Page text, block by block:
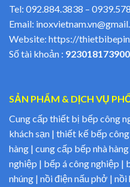
Tel: 092.884.3838 –
Email:
Website: https://
Số tài khoản :
SẢN PHẨM & DỊCH VỤ
Cung cấp thiết bị bếp công
khách sạn | thiết kế bếp
hàng | cung cấp bếp nhà
nghiệp | bếp á công nghiệp |
nhúng | nồi điện nấu phở |